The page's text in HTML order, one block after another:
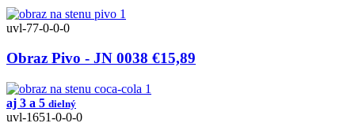
uvl-77-0-0-0
Obraz Pivo - JN 0038 €15,89
aj 3 a 5 dielný
uvl-1651-0-0-0